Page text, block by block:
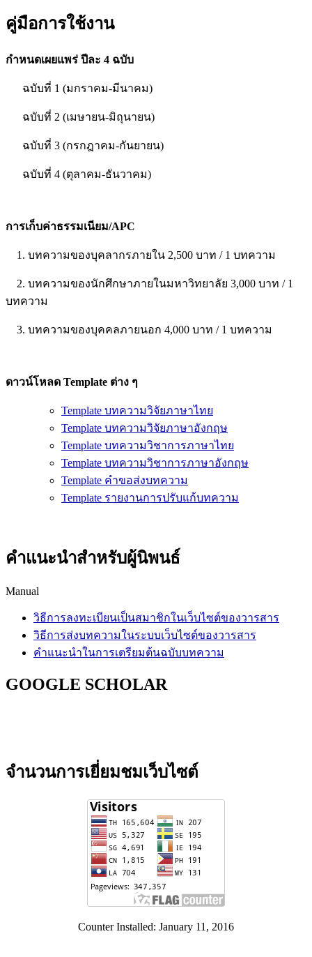
คู่มือการใช้งาน
กำหนดเผยแพร่ ปีละ 4 ฉบับ
ฉบับที่ 1 (มกราคม-มีนาคม)
ฉบับที่ 2 (เมษายน-มิถุนายน)
ฉบับที่ 3 (กรกฎาคม-กันยายน)
ฉบับที่ 4 (ตุลาคม-ธันวาคม)
การเก็บค่าธรรมเนียม/APC
1. บทความของบุคลากรภายใน 2,500 บาท / 1 บทความ
2. บทความของนักศึกษาภายในมหาวิทยาลัย 3,000 บาท / 1
บทความ
3. บทความของบุคคลภายนอก 4,000 บาท / 1 บทความ
ดาวน์โหลด Template ต่าง ๆ
Template บทความวิจัยภาษาไทย
Template บทความวิจัยภาษาอังกฤษ
Template บทความวิชาการภาษาไทย
Template บทความวิชาการภาษาอังกฤษ
Template คำขอส่งบทความ
Template รายงานการปรับแก้บทความ
คำแนะนำสำหรับผู้นิพนธ์
Manual
วิธีการลงทะเบียนเป็นสมาชิกในเว็บไซต์ของวารสาร
วิธีการส่งบทความในระบบเว็บไซต์ของวารสาร
คำแนะนำในการเตรียมต้นฉบับบทความ
GOOGLE SCHOLAR
จำนวนการเยี่ยมชมเว็บไซต์
Counter Installed: January 11, 2016